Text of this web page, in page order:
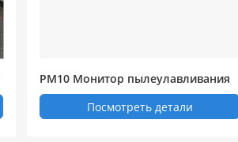
PM10 Монитор пылеулавливания
на площадке для измерения части
ц в воздухеПосмотреть детали